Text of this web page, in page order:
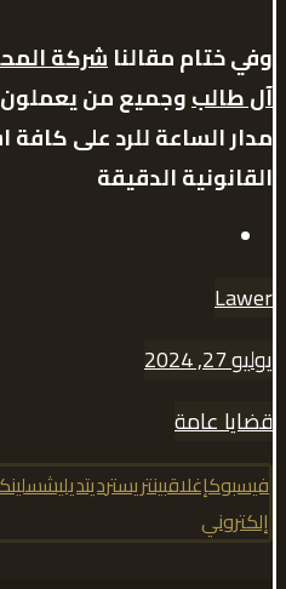
وفي ختام مقالناشركة
آل طالبوجميع من
مدار الساعة للرد على
القانونية الدقيقة
Lawer
يوليو 27, 2024
قضايا عامة
فيسبوكإغلاقبينتريسترديتديليشس
إلكتروني